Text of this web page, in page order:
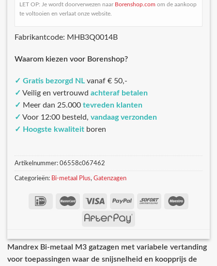
LET OP: Je wordt doorverwezen naar Borenshop.com om de aankoop
te voltooien en verlaat onze website.
Fabrikantcode: MHB3Q0014B
Waarom kiezen voor Borenshop?
✓ Gratis bezorgd NL vanaf € 50,-
✓ Veilig en vertrouwd achteraf betalen
✓ Meer dan 25.000 tevreden klanten
✓ Voor 12:00 besteld, vandaag verzonden
✓ Hoogste kwaliteit boren
Artikelnummer: 06558c067462
Categorieën: Bi-metaal Plus, Gatenzagen
Mandrex Bi-metaal M3 gatzagen met variabele vertanding
voor toepassingen waar de snijsnelheid en koopprijs de